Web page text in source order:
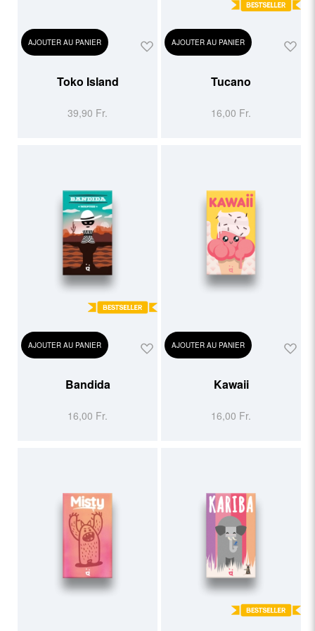
AJOUTER AU PANIER
Toko Island
39,90 Fr.
AJOUTER AU PANIER
Tucano
16,00 Fr.
AJOUTER AU PANIER
Bandida
16,00 Fr.
AJOUTER AU PANIER
Kawaii
16,00 Fr.